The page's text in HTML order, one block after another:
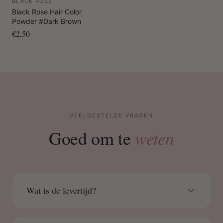
natuurlijke verzorging en blijvende resultaten.
Black Rose Hair Color
Powder #Dark Brown
€2,50
VEELGESTELDE VRAGEN
Goed om te weten
Wat is de levertijd?